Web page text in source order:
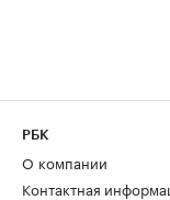
РБК
О компании
Контактная